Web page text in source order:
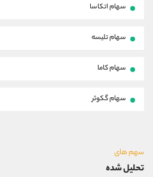
سهام اتکاسا
سهام تلیسه
سهام کاما
سهام گکوثر
سهم های
تحلیل شده